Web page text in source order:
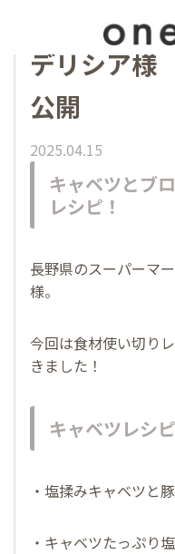
デリシア様
公開
2025.04.15
キャベツとブ
レシピ！
長野県のスーパーマ
様。
今回は食材使い切り
きました！
キャベツレシピ
・塩揉みキャベツと
・キャベツたっぷり